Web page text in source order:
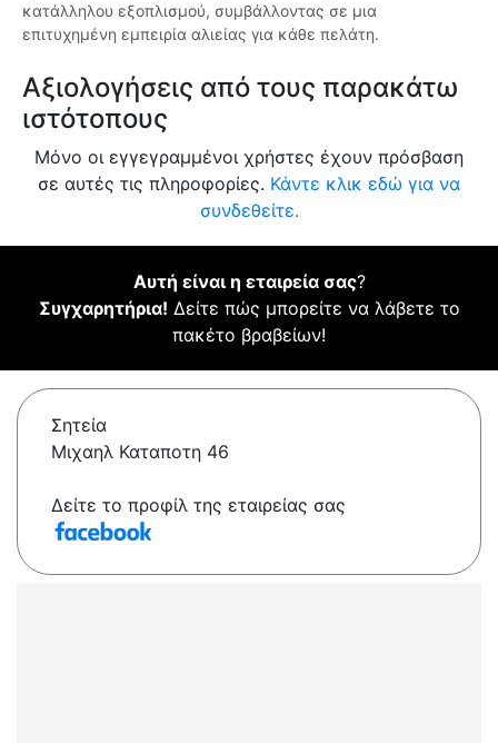
κατάλληλου εξοπλισμού, συμβάλλοντας σε μια
επιτυχημένη εμπειρία αλιείας για κάθε πελάτη.
Αξιολογήσεις από τους παρακάτω
ιστότοπους
Μόνο οι εγγεγραμμένοι χρήστες έχουν πρόσβαση
σε αυτές τις πληροφορίες. Κάντε κλικ εδώ για να
συνδεθείτε.
Αυτή είναι η εταιρεία σας?
Συγχαρητήρια! Δείτε πώς μπορείτε να λάβετε το
πακέτο βραβείων!
Σητεία
Μιχαηλ Καταποτη 46
Δείτε το προφίλ της εταιρείας σας